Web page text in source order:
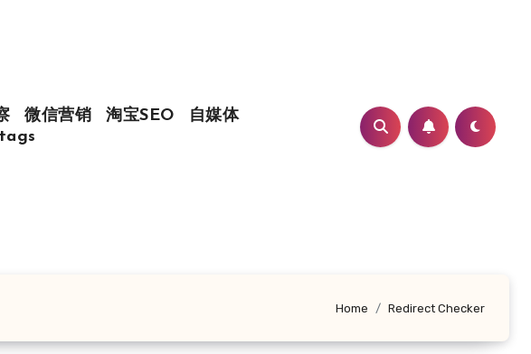
微信营销 淘宝SEO
自媒体
tags
Home Redirect Checker